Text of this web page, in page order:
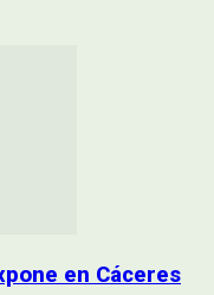
en Cáceres